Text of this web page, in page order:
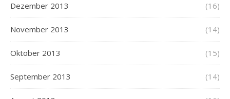
Dezember 2013 (16)
November 2013 (14)
Oktober 2013 (15)
September 2013 (14)